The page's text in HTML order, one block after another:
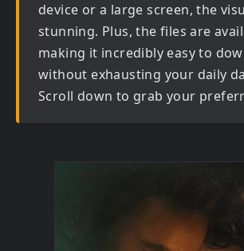
device or a large screen, the
stunning. Plus, the files are
making it incredibly easy to
without exhausting your daily
Scroll down to grab your